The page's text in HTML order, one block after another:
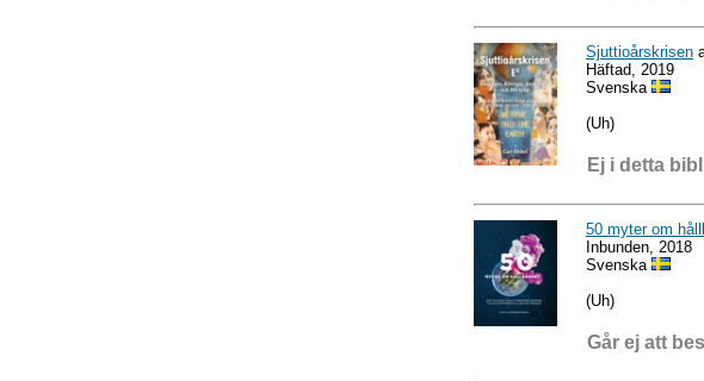
Sjuttioårskrisen
Häftad, 2019
Svenska
(Uh)
Ej i detta
50 myter om
Inbunden, 2018
Svenska
(Uh)
Går ej att